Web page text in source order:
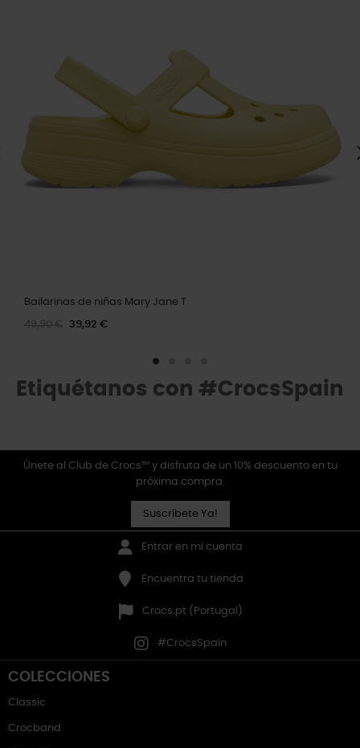
Bailarinas de niñas Mary Jane T
49,90 € 39,92 €
Etiquétanos con #CrocsSpain
Únete al Club de Crocs™ y disfruta de un 10% descuento en tu
próxima compra.
Suscríbete Ya!
Entrar en mi cuenta
Encuentra tu tienda
Crocs.pt (Portugal)
#CrocsSpain
COLECCIONES
Classic
Crocband